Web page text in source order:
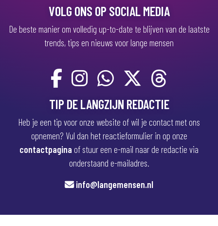
VOLG ONS OP SOCIAL MEDIA
De beste manier om volledig up-to-date te blijven van de laatste
trends, tips en nieuws voor lange mensen
TIP DE LANGZIJN REDACTIE
Heb je een tip voor onze website of wil je contact met ons
opnemen? Vul dan het reactieformulier in op onze
contactpagina of stuur een e-mail naar de redactie via
onderstaand e-mailadres.
info@langemensen.nl